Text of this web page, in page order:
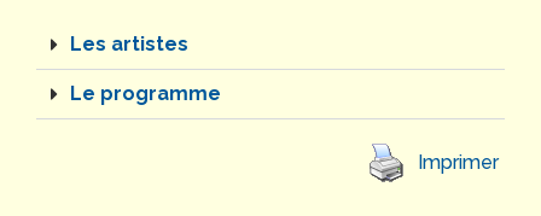
Les artistes
Le programme
Imprimer